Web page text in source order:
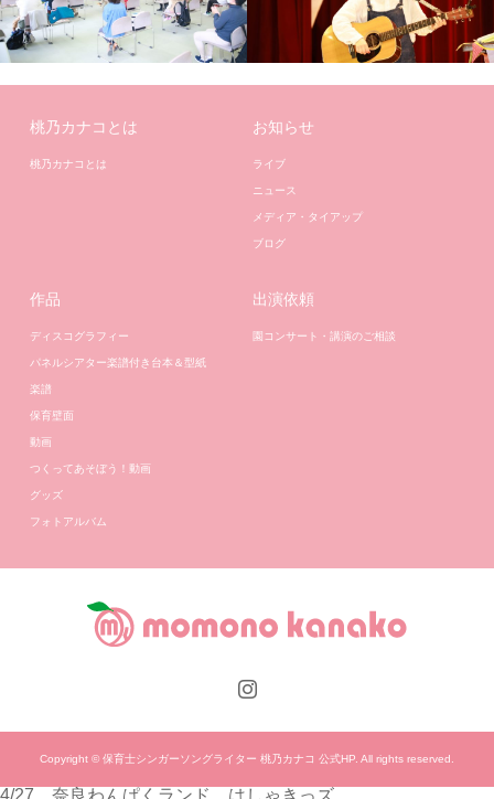
桃乃カナコとは
桃乃カナコとは
お知らせ
ライブ
ニュース
メディア・タイアップ
ブログ
作品
ディスコグラフィー
パネルシアター楽譜付き台本＆型紙
楽譜
保育壁面
動画
つくってあそぼう！動画
グッズ
フォトアルバム
出演依頼
園コンサート・講演のご相談
Copyright © 保育士シンガーソングライター 桃乃カナコ 公式HP. All rights reserved.